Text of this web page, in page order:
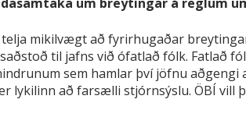
mikilvægt að fyrirhugaðar
til jafns við ófatlað fólk. Fatlað
sem hamlar því jöfnu
lykilinn að farsælli stjórnsýslu. ÖBÍ vill